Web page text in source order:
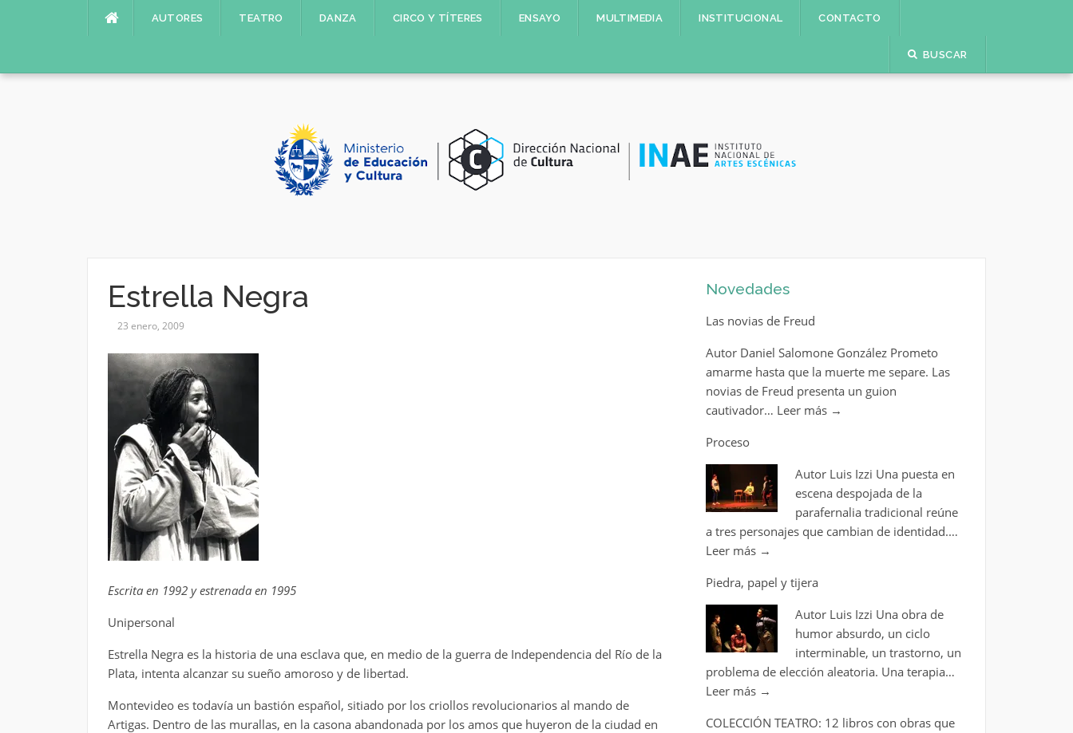
AUTORES TEATRO DANZA CIRCO Y TÍTERES ENSAYO MULTIMEDIA INSTITUCIONAL CONTACTO
BUSCAR
Estrella Negra
23 enero, 2009
Escrita en 1992 y estrenada en 1995
Unipersonal
Estrella Negra es la historia de una esclava que, en medio de la guerra de Independencia del Río de la
Plata, intenta alcanzar su sueño amoroso y de libertad.
Montevideo es todavía un bastión español, sitiado por los criollos revolucionarios al mando de
Artigas. Dentro de las murallas, en la casona abandonada por los amos que huyeron de la ciudad en
Novedades
Las novias de Freud
Autor Daniel Salomone González Prometo
amarme hasta que la muerte me separe. Las
novias de Freud presenta un guion
cautivador… Leer más →
Proceso
Autor Luis Izzi Una puesta en
escena despojada de la
parafernalia tradicional reúne
a tres personajes que cambian de identidad.…
Leer más →
Piedra, papel y tijera
Autor Luis Izzi Una obra de
humor absurdo, un ciclo
interminable, un trastorno, un
problema de elección aleatoria. Una terapia…
Leer más →
COLECCIÓN TEATRO: 12 libros con obras que